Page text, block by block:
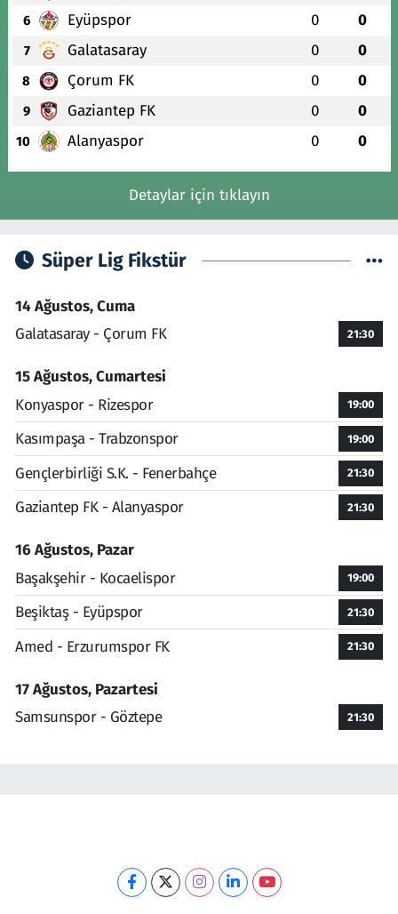
6 Eyüpspor 0 0
7 Galatasaray 0 0
8 Çorum FK 0 0
9 Gaziantep FK 0 0
10 Alanyaspor 0 0
Detaylar için tıklayın
Süper Lig Fikstür
14 Ağustos, Cuma
Galatasaray - Çorum FK
21:30
15 Ağustos, Cumartesi
Konyaspor - Rizespor
19:00
Kasımpaşa - Trabzonspor 19:00
Gençlerbirliği S.K. - Fenerbahçe 21:30
Gaziantep FK - Alanyaspor 21:30
16 Ağustos, Pazar
Başakşehir - Kocaelispor
19:00
Beşiktaş - Eyüpspor 21:30
Amed - Erzurumspor FK 21:30
17 Ağustos, Pazartesi
Samsunspor - Göztepe
21:30